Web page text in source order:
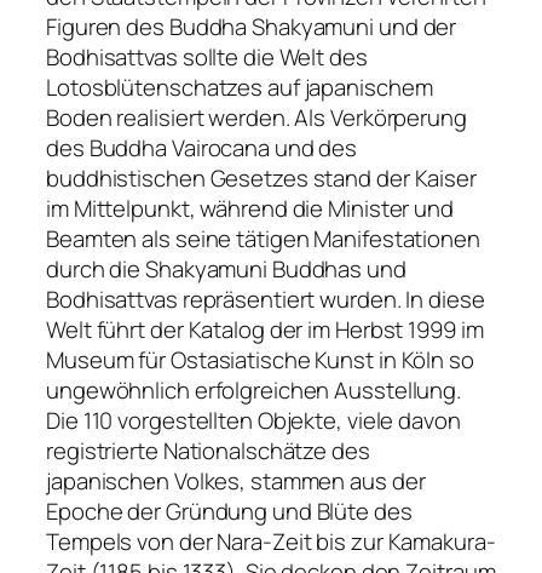
Figuren des Buddha Shakyamuni und der
Bodhisattvas sollte die Welt des
Lotosblütenschatzes auf japanischem
Boden realisiert werden. Als Verkörperung
des Buddha Vairocana und des
buddhistischen Gesetzes stand der Kaiser
im Mittelpunkt, während die Minister und
Beamten als seine tätigen Manifestationen
durch die Shakyamuni Buddhas und
Bodhisattvas repräsentiert wurden. In diese
Welt führt der Katalog der im Herbst 1999 im
Museum für Ostasiatische Kunst in Köln so
ungewöhnlich erfolgreichen Ausstellung.
Die 110 vorgestellten Objekte, viele davon
registrierte Nationalschätze des
japanischen Volkes, stammen aus der
Epoche der Gründung und Blüte des
Tempels von der Nara-Zeit bis zur Kamakura-